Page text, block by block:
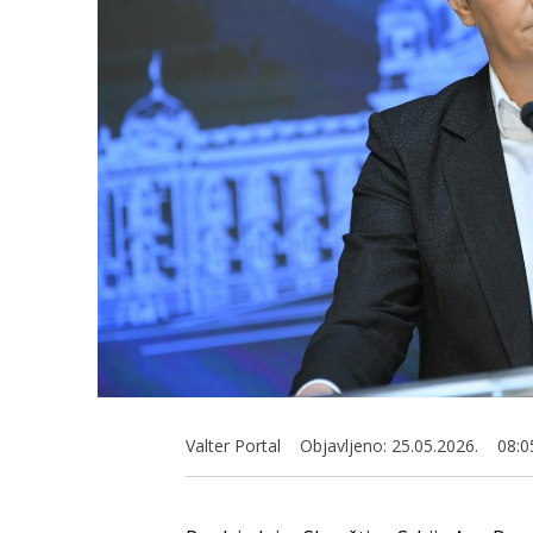
Valter Portal Objavljeno: 25.05.2026.